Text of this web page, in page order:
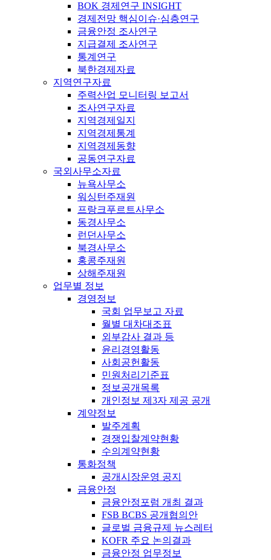
BOK 경제연구 INSIGHT
경제전망 핵심이슈·심층연구
금융안정 조사연구
지급결제 조사연구
통계연구
북한경제자료
지역연구자료
주력산업 모니터링 보고서
조사연구자료
지역경제일지
지역경제통계
지역경제동향
공동연구자료
국외사무소자료
뉴욕사무소
워싱턴주재원
프랑크푸르트사무소
동경사무소
런던사무소
북경사무소
홍콩주재원
상해주재원
업무별 정보
경영정보
국회 업무보고 자료
월별 대차대조표
외부감사 결과 등
윤리경영활동
사회공헌활동
민원처리기준표
정보공개목록
개인정보 제3자 제공 공개
계약정보
발주계획
경쟁입찰계약현황
수의계약현황
통화정책
공개시장운영 공지
금융안정
금융안정포럼 개최 결과
FSB BCBS 공개협의안
글로벌 금융규제 뉴스레터
KOFR 주요 논의결과
금융안정 업무정보